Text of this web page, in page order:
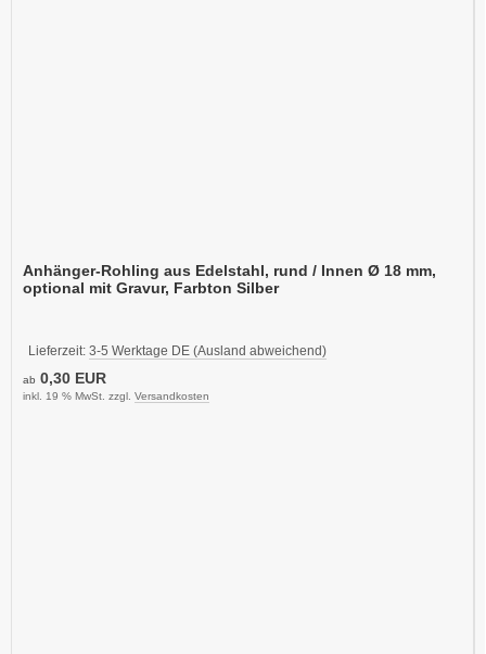
Anhänger-Rohling aus Edelstahl, rund / Innen Ø 18 mm,
optional mit Gravur, Farbton Silber
Lieferzeit: 3-5 Werktage DE (Ausland abweichend)
ab 0,30 EUR
inkl. 19 % MwSt. zzgl. Versandkosten